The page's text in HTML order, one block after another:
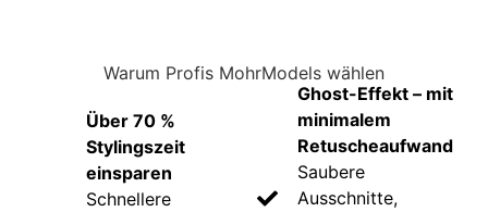
Warum Profis MohrModels wählen
Über 70 %
Stylingszeit
einsparen
Schnellere
Ghost-Effekt – mit
minimalem
Retuscheaufwand
Saubere
Ausschnitte,